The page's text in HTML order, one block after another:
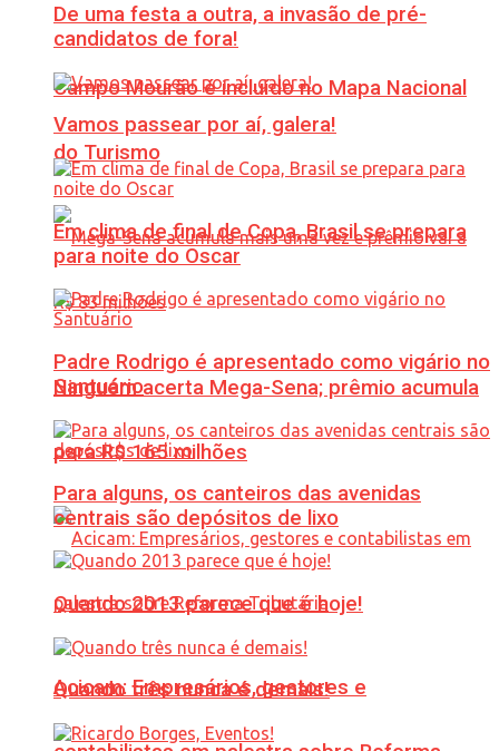
Campo Mourão é incluído no Mapa Nacional
do Turismo
Ninguém acerta Mega-Sena; prêmio acumula
para R$ 165 milhões
Acicam: Empresários, gestores e
De uma festa a outra, a invasão de pré-
candidatos de fora!
Vamos passear por aí, galera!
Em clima de final de Copa, Brasil se prepara
para noite do Oscar
Padre Rodrigo é apresentado como vigário no
Santuário
Para alguns, os canteiros das avenidas
centrais são depósitos de lixo
Quando 2013 parece que é hoje!
Quando três nunca é demais!